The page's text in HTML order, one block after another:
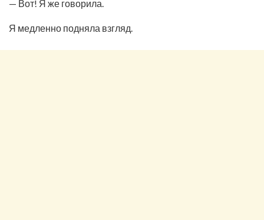
— Вот! Я же говорила.
Я медленно подняла взгляд.